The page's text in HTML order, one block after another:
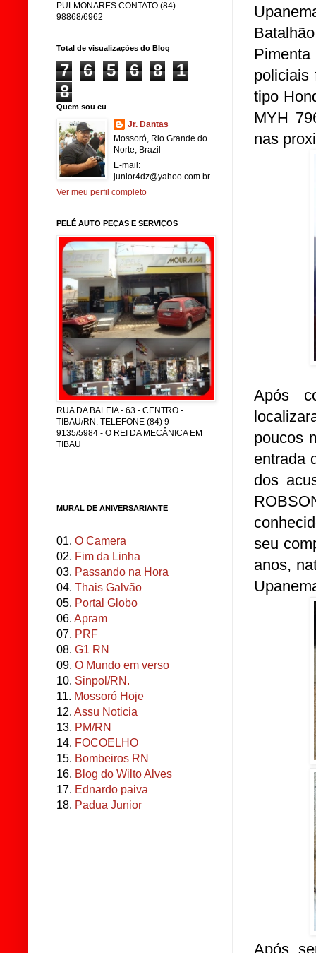
policiais
tipo
MYH
nas
Após
poucos
entrada
dos
seu
anos,
Após
PULMONARES CONTATO (84)
98868/6962
Total de visualizações do Blog
7 6 5 6 8
1
8
Quem sou eu
Jr. Dantas
Mossoró, Rio Grande do
Norte, Brazil
E-mail:
junior4dz@yahoo.com.br
Ver meu perfil completo
PELÉ AUTO PEÇAS E SERVIÇOS
RUA DA BALEIA - 63 - CENTRO -
TIBAU/RN. TELEFONE (84) 9
9135/5984 - O REI DA MECÂNICA EM
TIBAU
MURAL DE ANIVERSARIANTE
01. O Camera
02. Fim da Linha
03. Passando na Hora
04. Thais Galvão
05. Portal Globo
06. Apram
07. PRF
08. G1 RN
09. O Mundo em verso
10. Sinpol/RN.
11. Mossoró Hoje
12. Assu Noticia
13. PM/RN
14. FOCOELHO
15. Bombeiros RN
16. Blog do Wilto Alves
17. Ednardo paiva
18. Padua Junior